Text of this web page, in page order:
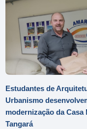
Estudantes de
Urbanismo
modernização da Casa
Tangará